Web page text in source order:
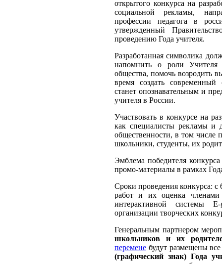
открытого конкурса на
социальной рекламы,
профессии педагога в
утвержденный
проведению Года учителя.
Разработанная символика
напомнить о роли
общества, помочь возродить
время создать современный
станет опознавательным и
учителя в России.
Участвовать в конкурсе на
как специалисты рекламы и
общественности, в том числе
школьники, студенты, их
Эмблема победителя
промо-материалы в рамках
Сроки проведения конкурса: с
работ и их оценка членами
интерактивной системы E-
организации творческих
Генеральным партнером
школьников и их
перемене будут размещены
(графический знак) Года